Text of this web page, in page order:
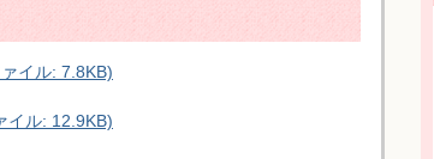
イル: 7.8KB)
イル: 12.9KB)